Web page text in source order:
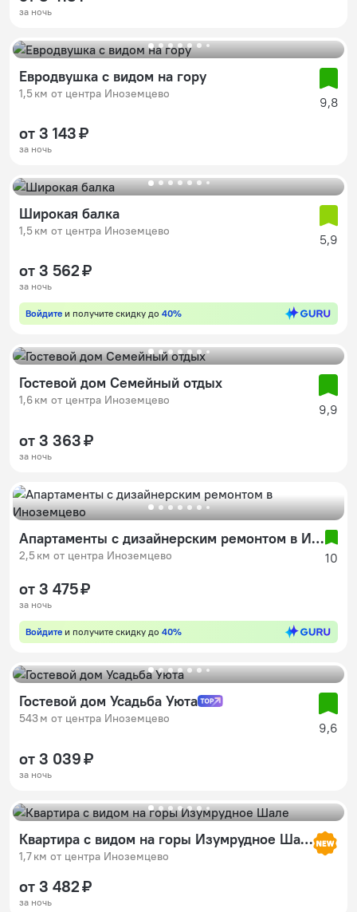
за ночь
Евродвушка с видом на гору
1,5 км от центра Иноземцево
9,8
от 3 143 ₽
за ночь
Широкая балка
1,5 км от центра Иноземцево
5,9
от 3 562 ₽
за ночь
Войдите и получите скидку до 40%
Гостевой дом Семейный отдых
1,6 км от центра Иноземцево
9,9
от 3 363 ₽
за ночь
Апартаменты с дизайнерским ремонтом в Иноземцево
2,5 км от центра Иноземцево 10
от 3 475 ₽
за ночь
Войдите и получите скидку до 40%
Гостевой дом Усадьба Уюта
543 м от центра Иноземцево
9,6
от 3 039 ₽
за ночь
Квартира с видом на горы Изумрудное Шале
1,7 км от центра Иноземцево
от 3 482 ₽
за ночь